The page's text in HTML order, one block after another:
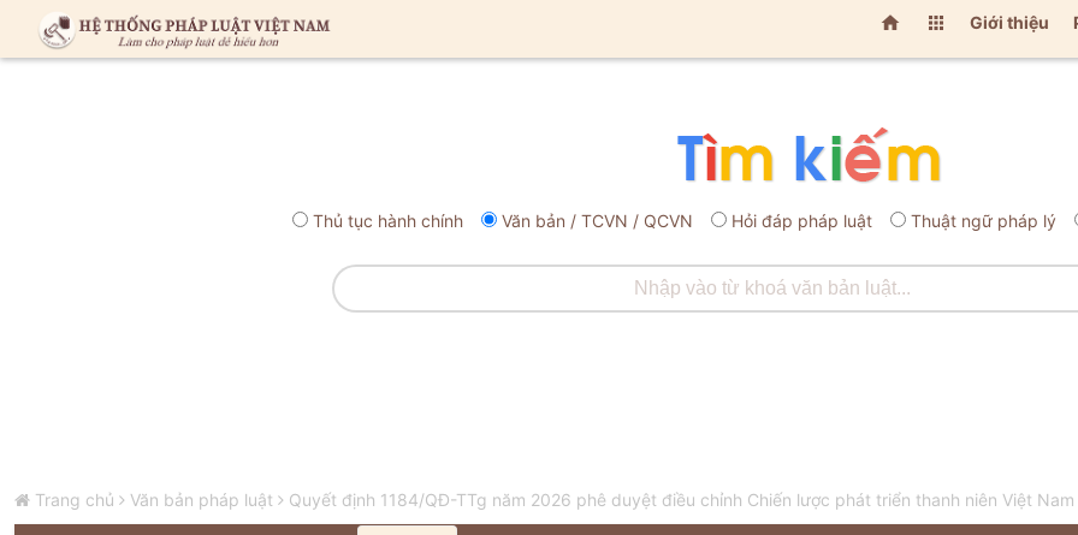
  Giới thiệu
Thủ tục hành chính Văn bản / TCVN / QCVN Hỏi đáp pháp luật Thuật ngữ pháp lý
Trang chủ Văn bản pháp luật Quyết định 1184/QĐ-TTg năm 2026 phê duyệt điều chỉnh Chiến lược phát triển thanh niên Việt